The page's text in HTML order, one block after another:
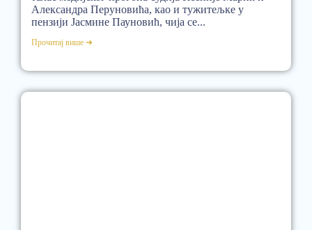
Александра Перуновића, као и тужитељке у
пензији Јасмине Пауновић, чија се...
Прочитај више ➜